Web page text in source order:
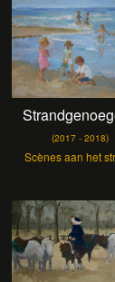
(2017 - 2018)
Scènes aan het